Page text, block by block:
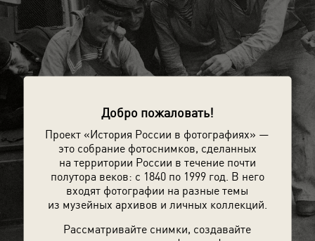
Добро пожаловать!
Проект «История России в фотографиях» —
это собрание фотоснимков, сделанных
на территории России в течение почти
полутора веков: с 1840 по 1999 год. В него
входят фотографии на разные темы
из музейных архивов и личных коллекций.
Рассматривайте снимки, создавайте